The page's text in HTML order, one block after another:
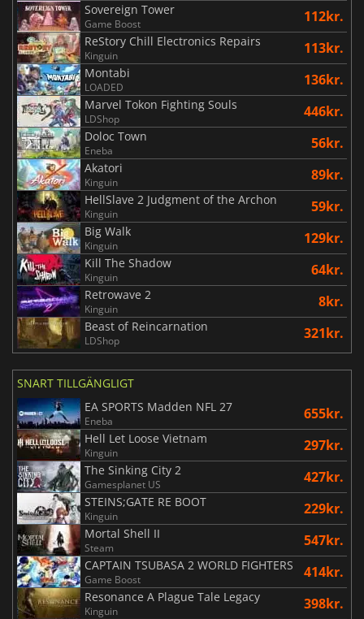
Sovereign Tower
Game Boost 112kr.
ReStory Chill Electronics Repairs
Kinguin 113kr.
Montabi
LOADED 136kr.
Marvel Tokon Fighting Souls
LDShop 446kr.
Doloc Town
Eneba 56kr.
Akatori
Kinguin 89kr.
HellSlave 2 Judgment of the Archon
Kinguin 59kr.
Big Walk
Kinguin 129kr.
Kill The Shadow
Kinguin 64kr.
Retrowave 2
Kinguin 8kr.
Beast of Reincarnation
LDShop 321kr.
SNART TILLGÄNGLIGT
EA SPORTS Madden NFL 27
Eneba 655kr.
Hell Let Loose Vietnam
Kinguin 297kr.
The Sinking City 2
Gamesplanet US 427kr.
STEINS;GATE RE BOOT
Kinguin 229kr.
Mortal Shell II
Steam 547kr.
CAPTAIN TSUBASA 2 WORLD FIGHTERS
Game Boost 414kr.
Resonance A Plague Tale Legacy
Kinguin 398kr.